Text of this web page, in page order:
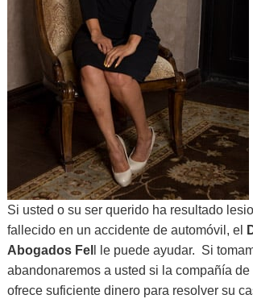
Si usted o su ser querido ha resultado
fallecido en un accidente de automóvil, el
Abogados Fel
l le puede ayudar. Si
abandonaremos a usted si la compañía
ofrece suficiente dinero para resolver su